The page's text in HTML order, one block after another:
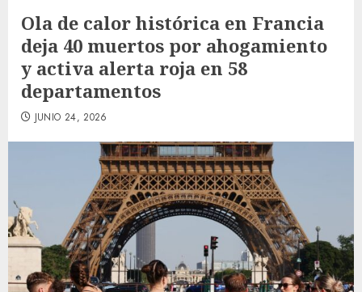
Ola de calor histórica en Francia
deja 40 muertos por ahogamiento
y activa alerta roja en 58
departamentos
JUNIO 24, 2026